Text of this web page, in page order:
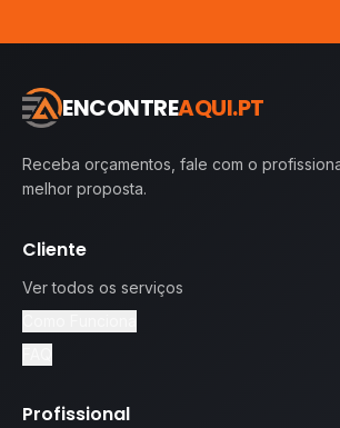
ENCONTREAQUI.PT
Receba orçamentos, fale com o
melhor proposta.
Cliente
Ver todos os serviços
Profissional